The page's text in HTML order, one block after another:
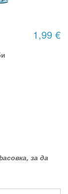
1,99 €
за да